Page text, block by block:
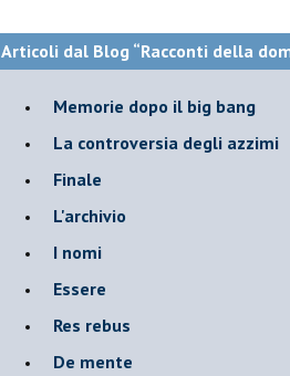
Articoli dal Blog “Racconti della
Memorie dopo il big bang
La controversia degli azzimi
Finale
L'archivio
I nomi
Essere
Res rebus
De mente